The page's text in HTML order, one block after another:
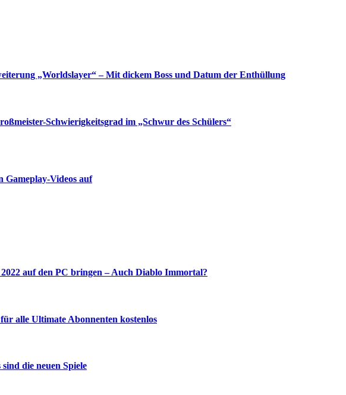
„Worldslayer“ – Mit dickem Boss und Datum der Enthüllung
Schwierigkeitsgrad im „Schwur des Schülers“
Gameplay-Videos auf
auf den PC bringen – Auch Diablo Immortal?
alle Ultimate Abonnenten kostenlos
die neuen Spiele